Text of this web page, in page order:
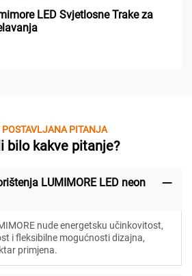
LED Svjetlosne Trake za
POSTAVLJANA PITANJA
bilo kakve pitanje?
LUMIMORE LED neon
nude energetsku učinkovitost,
i fleksibilne mogućnosti dizajna,
primjena.